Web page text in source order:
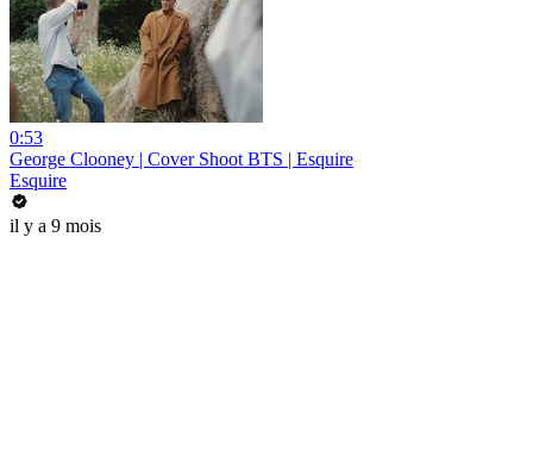
0:53
George Clooney | Cover Shoot BTS | Esquire
Esquire
il y a 9 mois